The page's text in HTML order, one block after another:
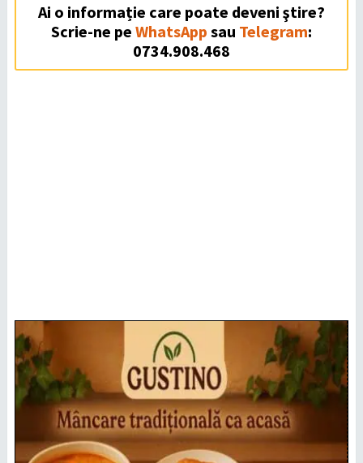
Ai o informație care poate deveni ştire?
Scrie-ne pe WhatsApp sau Telegram:
0734.908.468